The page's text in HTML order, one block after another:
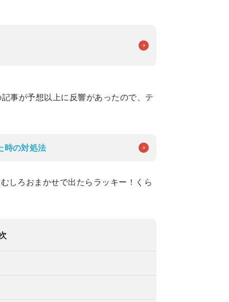
事が予想以上に反響があったので、テ
時の対処法
しろおまかせで出たらラッキー！くら